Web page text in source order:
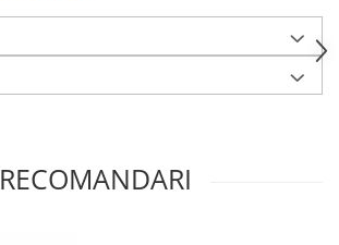
RECOMANDARI